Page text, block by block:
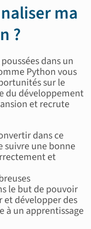
ma
?
sséesdans un
Pythonvous
surle
du développement
ansion et recrute
dansce
suivre unebonne
t et
le but de pouvoir
et développer des
à un apprentissage